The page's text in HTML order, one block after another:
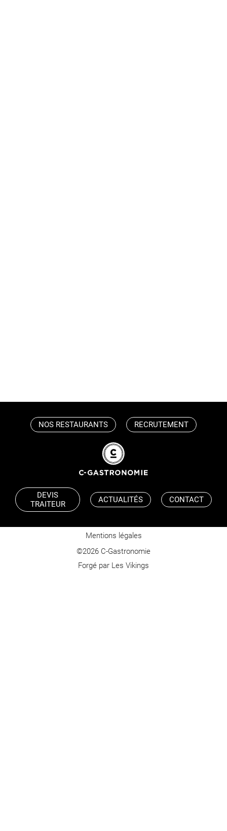
NOS RESTAURANTS RECRUTEMENT
DEVIS
TRAITEUR
ACTUALITÉS CONTACT
Mentions légales
©2026 C-Gastronomie
Forgé par Les Vikings